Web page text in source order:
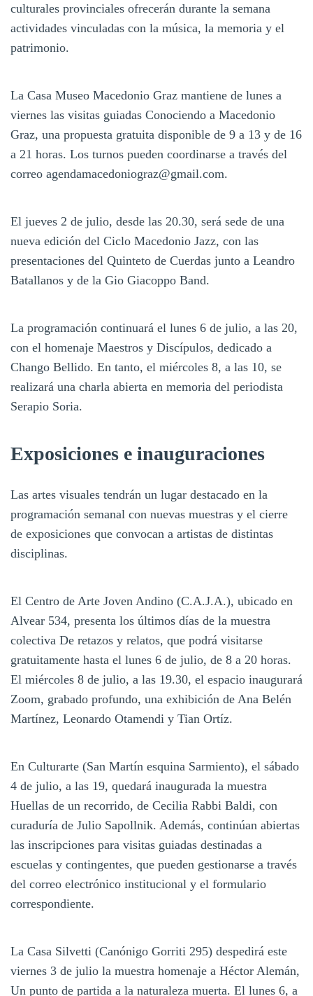
culturales provinciales ofrecerán durante la semana
actividades vinculadas con la música, la memoria y el
patrimonio.
La Casa Museo Macedonio Graz mantiene de lunes a
viernes las visitas guiadas Conociendo a Macedonio
Graz, una propuesta gratuita disponible de 9 a 13 y de 16
a 21 horas. Los turnos pueden coordinarse a través del
correo agendamacedoniograz@gmail.com.
El jueves 2 de julio, desde las 20.30, será sede de una
nueva edición del Ciclo Macedonio Jazz, con las
presentaciones del Quinteto de Cuerdas junto a Leandro
Batallanos y de la Gio Giacoppo Band.
La programación continuará el lunes 6 de julio, a las 20,
con el homenaje Maestros y Discípulos, dedicado a
Chango Bellido. En tanto, el miércoles 8, a las 10, se
realizará una charla abierta en memoria del periodista
Serapio Soria.
Exposiciones e inauguraciones
Las artes visuales tendrán un lugar destacado en la
programación semanal con nuevas muestras y el cierre
de exposiciones que convocan a artistas de distintas
disciplinas.
El Centro de Arte Joven Andino (C.A.J.A.), ubicado en
Alvear 534, presenta los últimos días de la muestra
colectiva De retazos y relatos, que podrá visitarse
gratuitamente hasta el lunes 6 de julio, de 8 a 20 horas.
El miércoles 8 de julio, a las 19.30, el espacio inaugurará
Zoom, grabado profundo, una exhibición de Ana Belén
Martínez, Leonardo Otamendi y Tian Ortíz.
En Culturarte (San Martín esquina Sarmiento), el sábado
4 de julio, a las 19, quedará inaugurada la muestra
Huellas de un recorrido, de Cecilia Rabbi Baldi, con
curaduría de Julio Sapollnik. Además, continúan abiertas
las inscripciones para visitas guiadas destinadas a
escuelas y contingentes, que pueden gestionarse a través
del correo electrónico institucional y el formulario
correspondiente.
La Casa Silvetti (Canónigo Gorriti 295) despedirá este
viernes 3 de julio la muestra homenaje a Héctor Alemán,
Un punto de partida a la naturaleza muerta. El lunes 6, a